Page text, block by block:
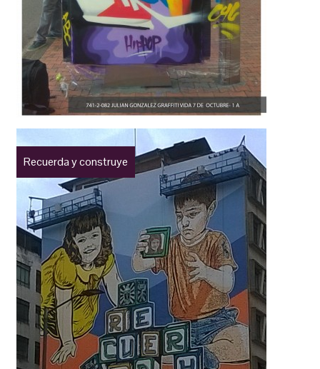
Recuerda y construye